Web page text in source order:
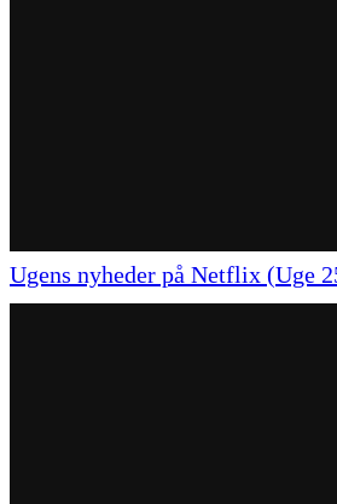
Ugens nyheder på Netflix (Uge